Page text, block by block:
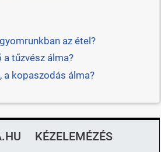
az étel?
tűzvész álma?
a kopaszodás álma?
KÉZELEMÉZÉS